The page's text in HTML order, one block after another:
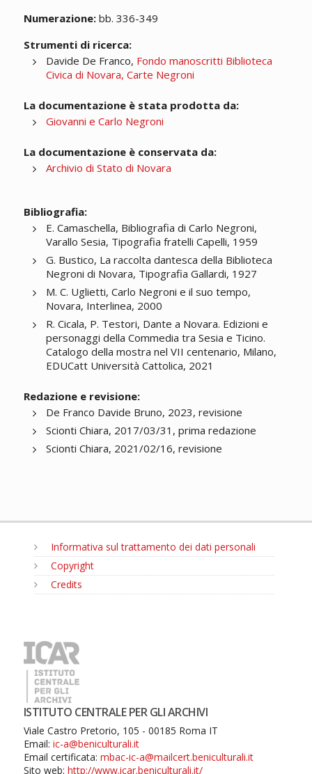
Numerazione:bb. 336-349
Strumenti di ricerca:
Davide De Franco, Fondo manoscritti Biblioteca
Civica di Novara, Carte Negroni
La documentazione è stata prodotta da:
Giovanni e Carlo Negroni
La documentazione è conservata da:
Archivio di Stato di Novara
Bibliografia:
E. Camaschella, Bibliografia di Carlo Negroni,
Varallo Sesia, Tipografia fratelli Capelli, 1959
G. Bustico, La raccolta dantesca della Biblioteca
Negroni di Novara, Tipografia Gallardi, 1927
M. C. Uglietti, Carlo Negroni e il suo tempo,
Novara, Interlinea, 2000
R. Cicala, P. Testori, Dante a Novara. Edizioni e
personaggi della Commedia tra Sesia e Ticino.
Catalogo della mostra nel VII centenario, Milano,
EDUCatt Università Cattolica, 2021
Redazione e revisione:
De Franco Davide Bruno, 2023, revisione
Scionti Chiara, 2017/03/31, prima redazione
Scionti Chiara, 2021/02/16, revisione
Informativa sul trattamento dei dati personali
Copyright
Credits
ISTITUTO CENTRALE PER GLI ARCHIVI
Viale Castro Pretorio, 105 - 00185 Roma IT
Email: ic-a@beniculturali.it
Email certificata: mbac-ic-a@mailcert.beniculturali.it
Sito web: http://www.icar.beniculturali.it/